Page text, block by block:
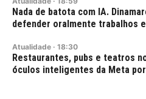
Nada de batota com IA.
defender oralmente trabalhos
Atualidade · 18:30
Restaurantes, pubs e teatros
óculos inteligentes da Meta